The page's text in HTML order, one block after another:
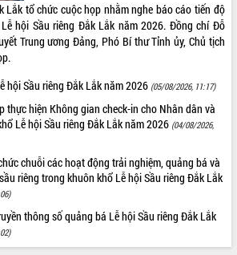
Lắk tổ chức cuộc họp nhằm nghe báo cáo tiến độ
hội Sầu riêng Đắk Lắk năm 2026. Đồng chí Đỗ
Trung ương Đảng, Phó Bí thư Tỉnh ủy, Chủ tịch
hội Sầu riêng Đắk Lắk năm 2026 (05/08/2026, 11:17)
thực hiện Không gian check-in cho Nhân dân và
Lễ hội Sầu riêng Đắk Lắk năm 2026 (04/08/2026,
chuỗi các hoạt động trải nghiệm, quảng bá và
riêng trong khuôn khổ Lễ hội Sầu riêng Đắk Lắk
thông số quảng bá Lễ hội Sầu riêng Đắk Lắk